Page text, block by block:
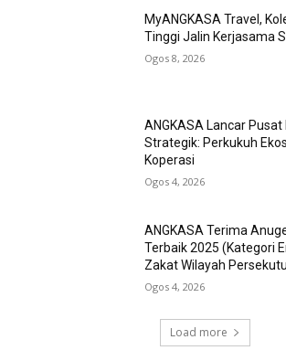
MyANGKASA Travel,
Tinggi Jalin Kerjasama
Ogos 8, 2026
ANGKASA Lancar
Strategik: Perkukuh
Koperasi
Ogos 4, 2026
ANGKASA Terima
Terbaik 2025 (Kategori
Zakat Wilayah
Ogos 4, 2026
Load more